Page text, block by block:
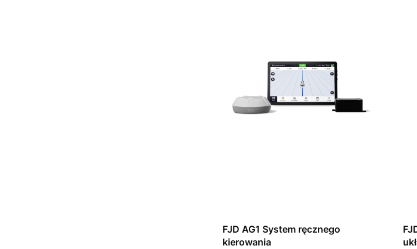
FJD AG1 System ręcznego
kierowania